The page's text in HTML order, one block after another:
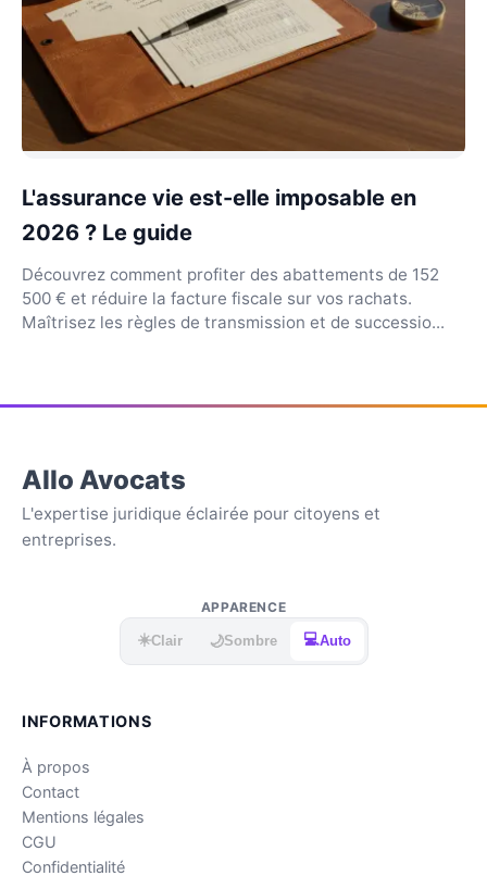
L'assurance vie est-elle imposable en
2026 ? Le guide
Découvrez comment profiter des abattements de 152
500 € et réduire la facture fiscale sur vos rachats.
Maîtrisez les règles de transmission et de successio...
Allo Avocats
L'expertise juridique éclairée pour citoyens et
entreprises.
APPARENCE
☀️Clair 🌙Sombre 💻Auto
INFORMATIONS
À propos
Contact
Mentions légales
CGU
Confidentialité